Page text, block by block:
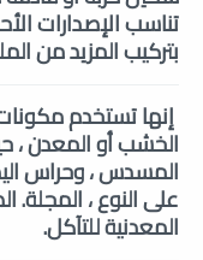
بتركيب المزيد من
إنها تستخدم
الخشب أو المعدن
المسدس ، وحراس
على النوع ، المجلة.
المعدنية للتآكل.